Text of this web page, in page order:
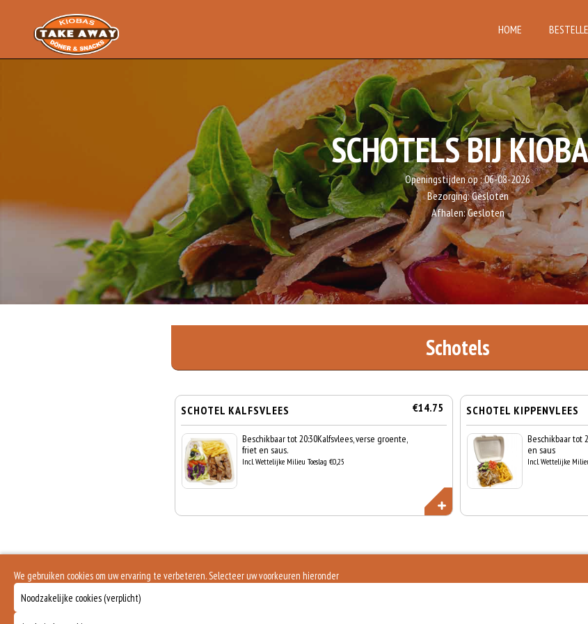
HOME
SCHOTELS BIJ
Openingstijden op :06-08-2026
Bezorging:Gesloten
Afhalen:Gesloten
Schotels
SCHOTEL KALFSVLEES €14.75
Beschikbaar tot 20:30Kalfsvlees, verse groente,
friet en saus.
Incl. Wettelijke Milieu Toeslag €0,25
SCHOTEL KIPPENVLEES
Beschikbaar tot
en saus
Incl. Wettelijke
We gebruiken cookies om uw ervaring te verbeteren. Selecteer uw voorkeuren hieronder
Noodzakelijke cookies (verplicht)